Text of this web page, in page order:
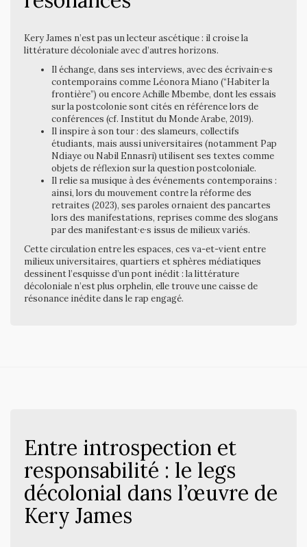
Kery James n’est pas un lecteur ascétique : il croise la
littérature décoloniale avec d’autres horizons.
Il échange, dans ses interviews, avec des écrivain·e·s
contemporains comme Léonora Miano (“Habiter la
frontière”) ou encore Achille Mbembe, dont les essais
sur la postcolonie sont cités en référence lors de
conférences (cf. Institut du Monde Arabe, 2019).
Il inspire à son tour : des slameurs, collectifs
étudiants, mais aussi universitaires (notamment Pap
Ndiaye ou Nabil Ennasri) utilisent ses textes comme
objets de réflexion sur la question postcoloniale.
Il relie sa musique à des événements contemporains :
ainsi, lors du mouvement contre la réforme des
retraites (2023), ses paroles ornaient des pancartes
lors des manifestations, reprises comme des slogans
par des manifestant·e·s issus de milieux variés.
Cette circulation entre les espaces, ces va-et-vient entre
milieux universitaires, quartiers et sphères médiatiques
dessinent l’esquisse d’un pont inédit : la littérature
décoloniale n’est plus orphelin, elle trouve une caisse de
résonance inédite dans le rap engagé.
Entre introspection et
responsabilité : le legs
décolonial dans l’œuvre de
Kery James